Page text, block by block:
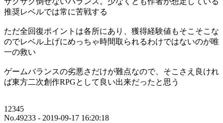
推奨レベルでは常に苦戦する
ただ全回復ポイントは各所にあり、獲得経験値もそこそこな
のでレベル上げにめっちゃ時間取られるわけではないのが唯
一の救い
ゲームバランスの劣悪さだけが難点なので、そこさえ良けれ
ば東方二次創作RPGとして良い出来だったと思う
12345
No.49233 - 2019-09-17 16:20:18